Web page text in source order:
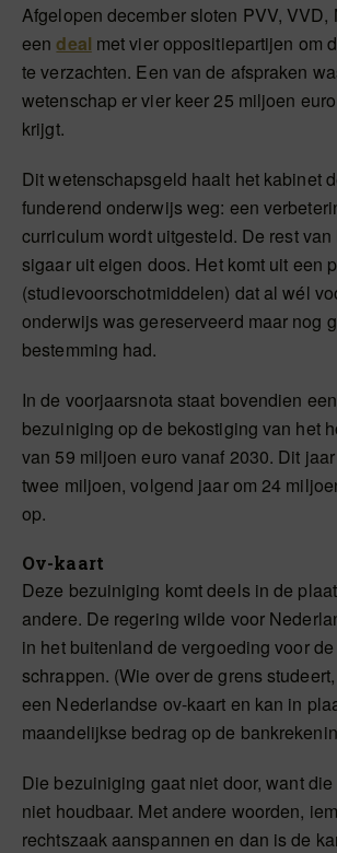
Afgelopen december sloten PVV, VVD,
eendeal met vier oppositiepartijen om
te verzachten. Een van de afspraken
wetenschap er vier keer 25 miljoen
krijgt.
Dit wetenschapsgeld haalt het kabinet
funderend onderwijs weg: een
curriculum wordt uitgesteld. De rest
sigaar uit eigen doos. Het komt uit een
(studievoorschotmiddelen) dat al wél
onderwijs was gereserveerd maar nog
bestemming had.
In de voorjaarsnota staat bovendien
bezuiniging op de bekostiging van het
van 59 miljoen euro vanaf 2030. Dit
twee miljoen, volgend jaar om 24
op.
Ov-kaart
Deze bezuiniging komt deels in de
andere. De regering wilde voor
in het buitenland de vergoeding voor
schrappen. (Wie over de grens
een Nederlandse ov-kaart en kan in
maandelijkse bedrag op de
Die bezuiniging gaat niet door, want
niet houdbaar. Met andere woorden,
rechtszaak aanspannen en dan is de